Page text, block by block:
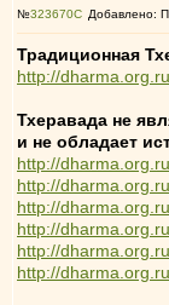
№323670 Добавлено:
Традиционная
http://
Тхеравада не
и не обладает
http://
http://
http://
http://
http://
http://